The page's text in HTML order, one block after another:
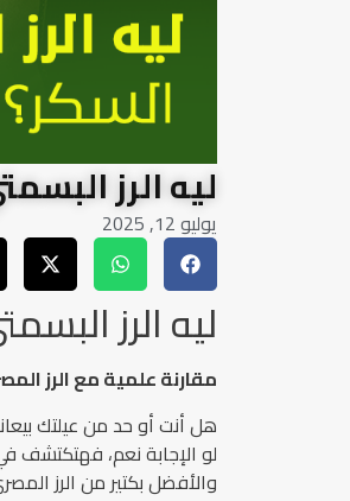
ليه الرز
يوليو 12, 2025
ليه الرز
مقارنة علمية مع الرز
هل أنت أو حد من عيلتك
لو الإجابة نعم، فهتكتشف
والأفضل بكتير من الرز